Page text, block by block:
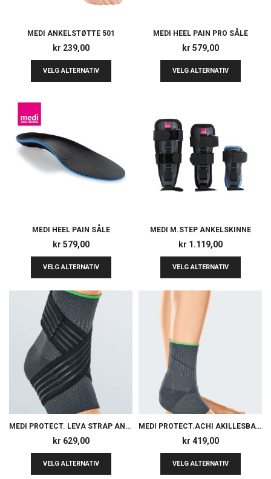
MEDI ANKELSTØTTE 501
kr 239,00
VELG ALTERNATIV
MEDI HEEL PAIN PRO SÅLE
kr 579,00
VELG ALTERNATIV
MEDI HEEL PAIN SÅLE
kr 579,00
VELG ALTERNATIV
MEDI M.STEP ANKELSKINNE
kr 1.119,00
VELG ALTERNATIV
MEDI PROTECT. LEVA STRAP ANKELSTØTTE
kr 629,00
VELG ALTERNATIV
MEDI PROTECT.ACHI AKILLESBANDASJE
kr 419,00
VELG ALTERNATIV